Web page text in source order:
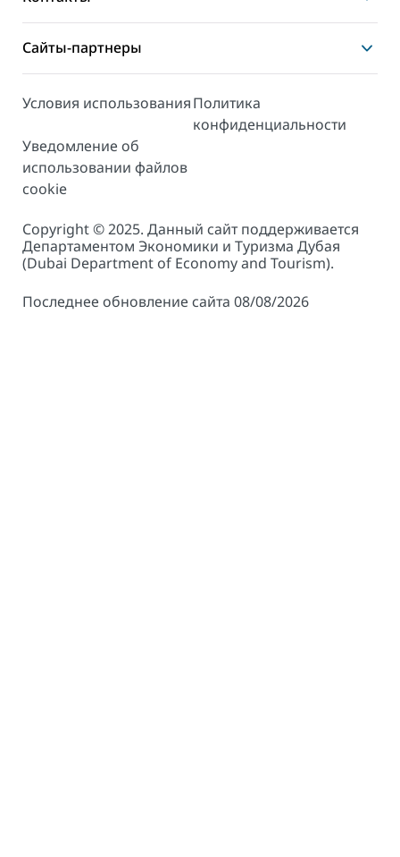
Сайты-партнеры
Условия использованияПолитика
конфиденциальности
Уведомление об
использовании файлов
cookie
Copyright © 2025. Данный сайт поддерживается
Департаментом Экономики и Туризма Дубая
(Dubai Department of Economy and Tourism).
Последнее обновление сайта 08/08/2026